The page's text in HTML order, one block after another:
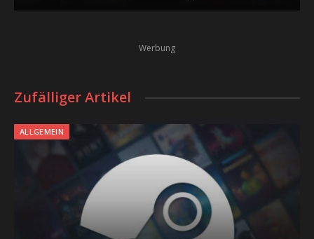
Werbung
Zufälliger Artikel
ALLGEMEIN